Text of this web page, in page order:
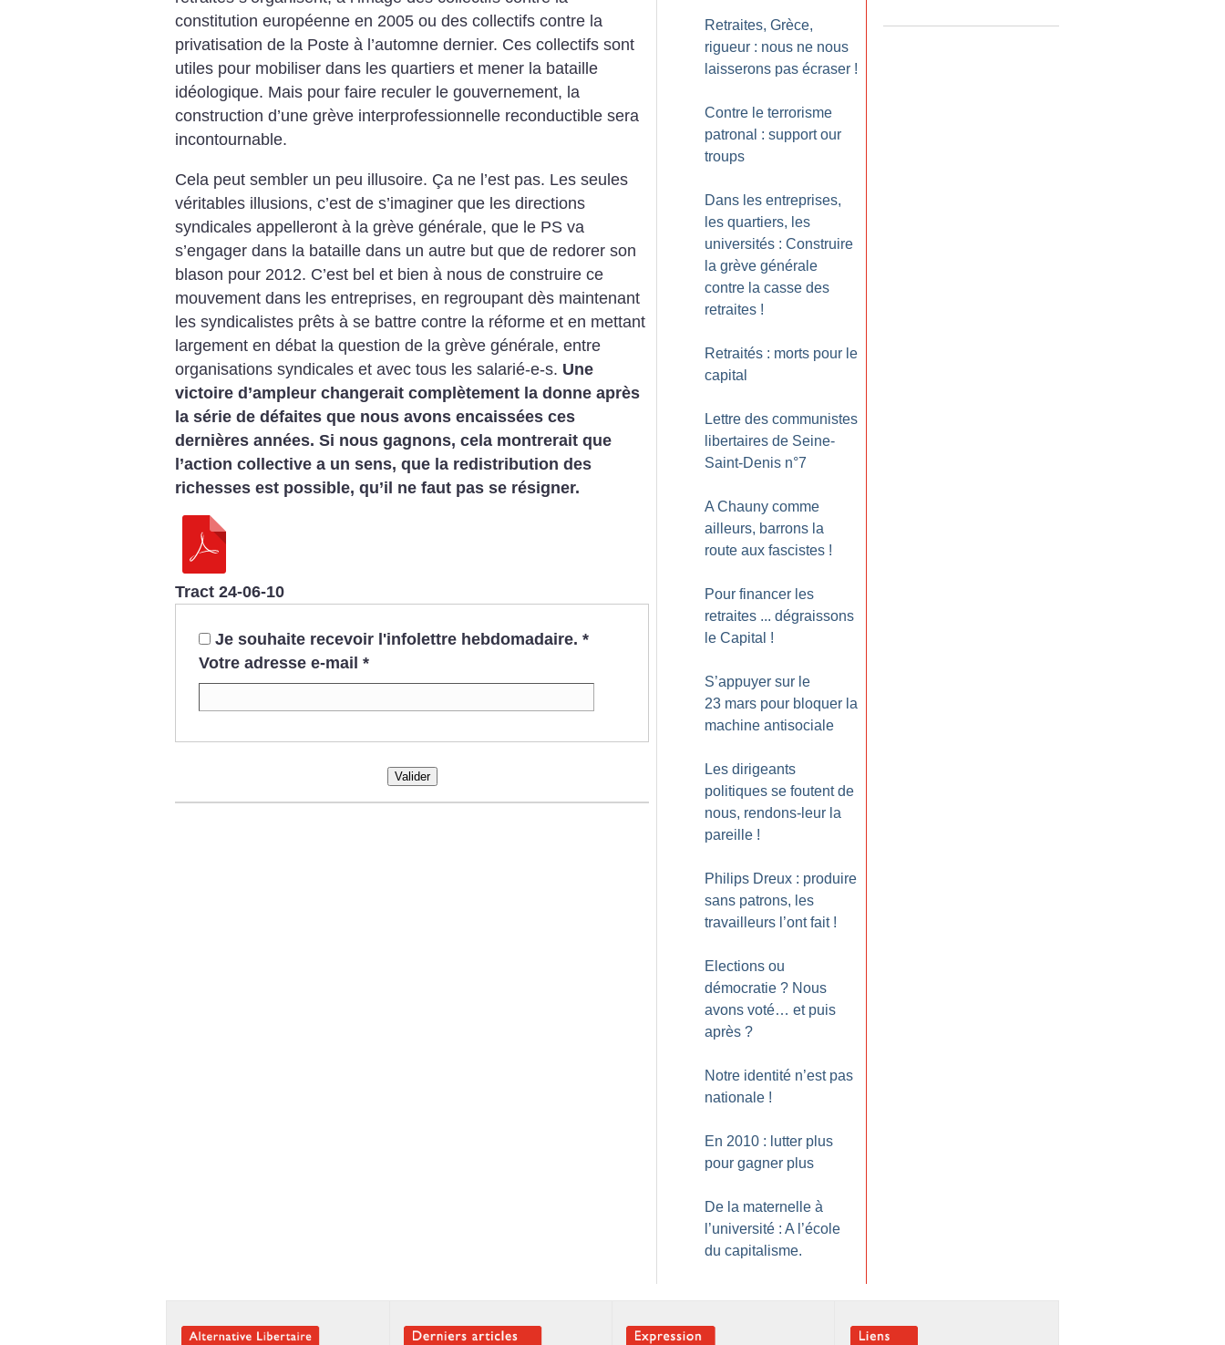
constitution européenne en 2005 ou des collectifs contre la
privatisation de la Poste à l’automne dernier. Ces collectifs sont
utiles pour mobiliser dans les quartiers et mener la bataille
idéologique. Mais pour faire reculer le gouvernement, la
construction d’une grève interprofessionnelle reconductible sera
incontournable.
Cela peut sembler un peu illusoire. Ça ne l’est pas. Les seules
véritables illusions, c’est de s’imaginer que les directions
syndicales appelleront à la grève générale, que le PS va
s’engager dans la bataille dans un autre but que de redorer son
blason pour 2012. C’est bel et bien à nous de construire ce
mouvement dans les entreprises, en regroupant dès maintenant
les syndicalistes prêts à se battre contre la réforme et en mettant
largement en débat la question de la grève générale, entre
organisations syndicales et avec tous les salarié-e-s. Une
victoire d’ampleur changerait complètement la donne après
la série de défaites que nous avons encaissées ces
dernières années. Si nous gagnons, cela montrerait que
l’action collective a un sens, que la redistribution des
richesses est possible, qu’il ne faut pas se résigner.
Tract 24-06-10
Je souhaite recevoir l'infolettre hebdomadaire. *
Votre adresse e-mail *
Valider
Retraites, Grèce,
rigueur : nous ne nous
laisserons pas écraser !
Contre le terrorisme
patronal : support our
troups
Dans les entreprises,
les quartiers, les
universités : Construire
la grève générale
contre la casse des
retraites !
Retraités : morts pour le
capital
Lettre des communistes
libertaires de Seine-
Saint-Denis n°7
A Chauny comme
ailleurs, barrons la
route aux fascistes !
Pour financer les
retraites ... dégraissons
le Capital !
S’appuyer sur le
23 mars pour bloquer la
machine antisociale
Les dirigeants
politiques se foutent de
nous, rendons-leur la
pareille !
Philips Dreux : produire
sans patrons, les
travailleurs l’ont fait !
Elections ou
démocratie ? Nous
avons voté… et puis
après ?
Notre identité n’est pas
nationale !
En 2010 : lutter plus
pour gagner plus
De la maternelle à
l’université : A l’école
du capitalisme.